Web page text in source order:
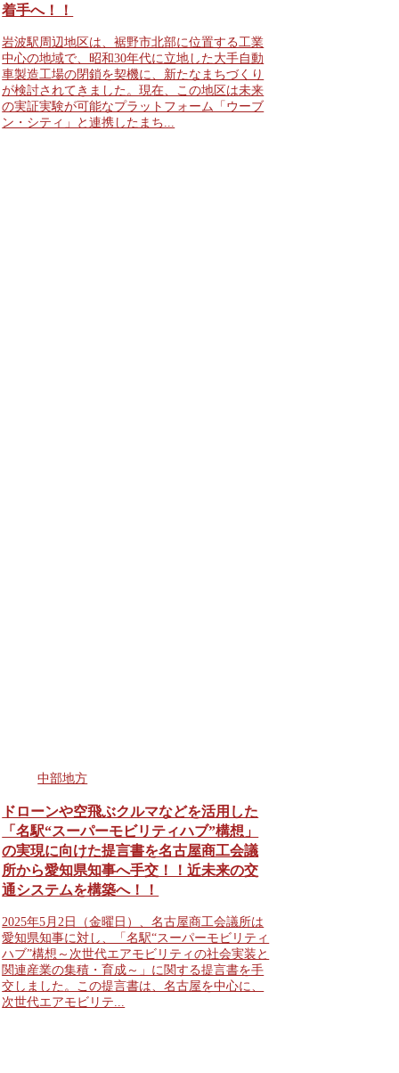
着手へ！！
岩波駅周辺地区は、裾野市北部に位置する工業
中心の地域で、昭和30年代に立地した大手自動
車製造工場の閉鎖を契機に、新たなまちづくり
が検討されてきました。現在、この地区は未来
の実証実験が可能なプラットフォーム「ウーブ
ン・シティ」と連携したまち...
中部地方
ドローンや空飛ぶクルマなどを活用した
「名駅“スーパーモビリティハブ”構想」
の実現に向けた提言書を名古屋商工会議
所から愛知県知事へ手交！！近未来の交
通システムを構築へ！！
2025年5月2日（金曜日）、名古屋商工会議所は
愛知県知事に対し、「名駅“スーパーモビリティ
ハブ”構想～次世代エアモビリティの社会実装と
関連産業の集積・育成～」に関する提言書を手
交しました。この提言書は、名古屋を中心に、
次世代エアモビリテ...